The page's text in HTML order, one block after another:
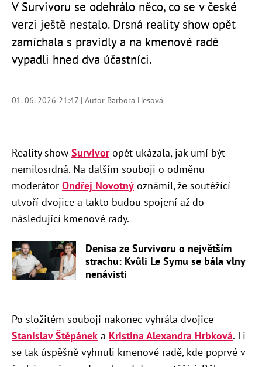
V Survivoru se odehrálo něco, co se v české
verzi ještě nestalo. Drsná reality show opět
zamíchala s pravidly a na kmenové radě
vypadli hned dva účastníci.
01. 06. 2026 21:47 | Autor Barbora Hesová
Reality show Survivoropět ukázala, jak umí být
nemilosrdná. Na dalším souboji o odměnu
moderátor Ondřej Novotný oznámil, že soutěžící
utvoří dvojice a takto budou spojení až do
následující kmenové rady.
Denisa ze Survivoru o největším
strachu: Kvůli Le Symu se bála vlny
nenávisti
Po složitém souboji nakonec vyhrála dvojice
Stanislav Štěpánek a Kristina Alexandra Hrbková. Ti
se tak úspěšně vyhnuli kmenové radě, kde poprvé v